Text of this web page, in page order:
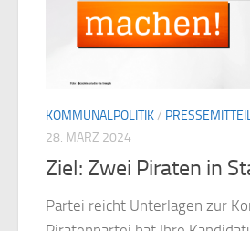
KOMMUNALPOLITIK/
28. MÄRZ 2024
Ziel: Zwei Piraten in
Partei reicht Unterlagen zur